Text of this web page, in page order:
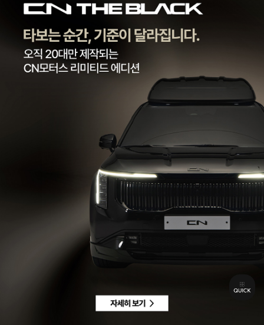
주식회사 씨엔모터스
대표 | 조종현
전화 |1855-3966
팩스 | 032-578-3966
통신판매업신고번호 | 제 2022-인천서구-2322호
차량구매상담 | 평일 09:00 ~ 18:00 / 주말 및 공휴일 10:00 ~ 18:00
AS 및 기타상담 | 평일 09:00 ~ 18:00 / 주말 및 공휴일 휴무
이메일수집정보